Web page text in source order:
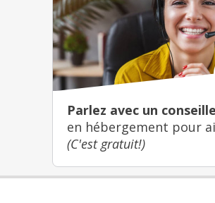
Parlez avec un
en hébergement pour
(C'est gratuit!)